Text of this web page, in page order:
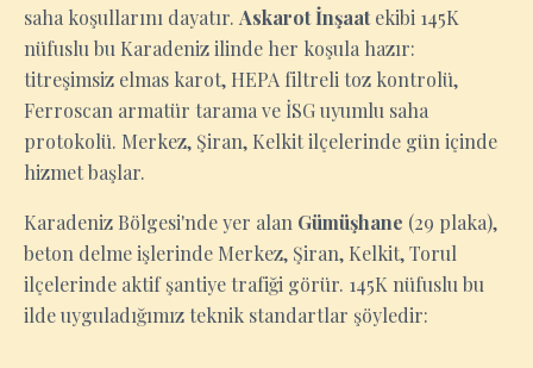
saha koşullarını dayatır. Askarot İnşaatekibi 145K
nüfuslu bu Karadeniz ilinde her koşula hazır:
titreşimsiz elmas karot, HEPA filtreli toz kontrolü,
Ferroscan armatür tarama ve İSG uyumlu saha
protokolü. Merkez, Şiran, Kelkit ilçelerinde gün içinde
hizmet başlar.
Karadeniz Bölgesi'nde yer alan Gümüşhane (29 plaka),
beton delme işlerinde Merkez, Şiran, Kelkit, Torul
ilçelerinde aktif şantiye trafiği görür. 145K nüfuslu bu
ilde uyguladığımız teknik standartlar şöyledir: